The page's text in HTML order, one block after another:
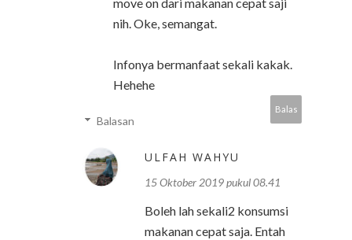
nih. Oke, semangat.
Infonya bermanfaat sekali kakak.
Hehehe
Balas
Balasan
ULFAH WAHYU
15 Oktober 2019 pukul 08.41
Boleh lah sekali2 konsumsi
makanan cepat saja. Entah